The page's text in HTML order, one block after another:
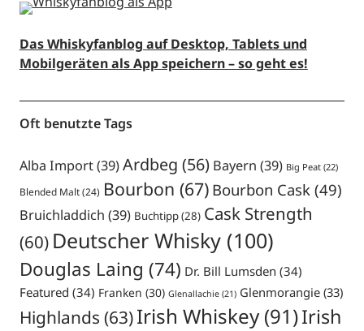
Das Whiskyfanblog auf Desktop, Tablets und
Mobilgeräten als App speichern – so geht es!
Oft benutzte Tags
Alba Import(39)Ardbeg (56) Bayern (39) Big Peat(22)
Blended Malt(24) Bourbon (67) Bourbon Cask(49)
Bruichladdich (39) Buchtipp(28) Cask Strength
(60) Deutscher Whisky(100)
Douglas Laing (74) Dr. Bill Lumsden (34)
Featured (34) Franken (30) Glenallachie(21) Glenmorangie(33)
Highlands (63)Irish Whiskey(91)Irish